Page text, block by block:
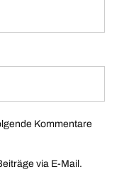
Kommentare
via E-Mail.